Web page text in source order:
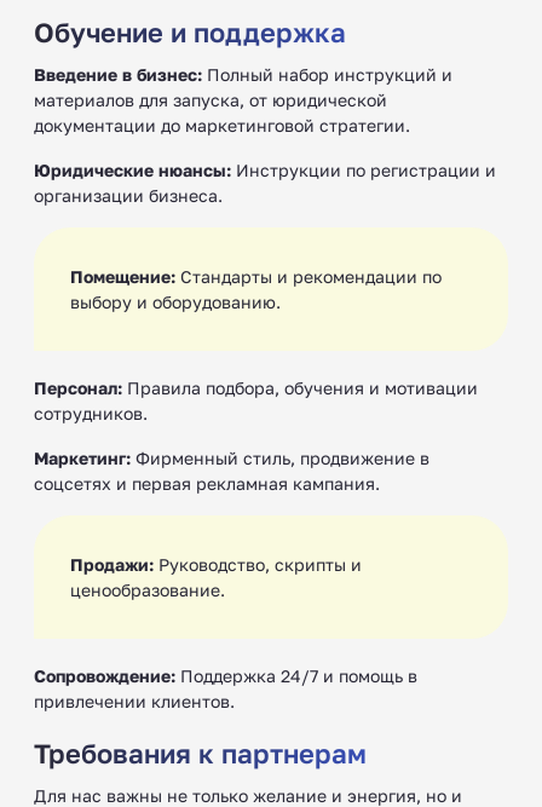
Обучение и поддержка
Введение в бизнес: Полный набор инструкций и
материалов для запуска, от юридической
документации до маркетинговой стратегии.
Юридические нюансы: Инструкции по регистрации и
организации бизнеса.
Помещение: Стандарты и рекомендации по
выбору и оборудованию.
Персонал: Правила подбора, обучения и мотивации
сотрудников.
Маркетинг: Фирменный стиль, продвижение в
соцсетях и первая рекламная кампания.
Продажи: Руководство, скрипты и
ценообразование.
Сопровождение: Поддержка 24/7 и помощь в
привлечении клиентов.
Требования к партнерам
Для нас важны не только желание и энергия, но и